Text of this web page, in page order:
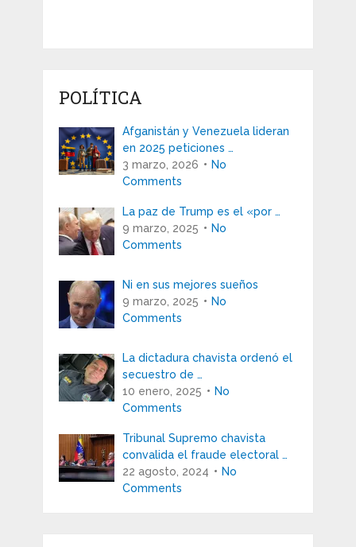
POLÍTICA
Afganistán y Venezuela lideran
en 2025 peticiones …
3 marzo, 2026
No
Comments
La paz de Trump es el «por …
9 marzo, 2025
No
Comments
Ni en sus mejores sueños
9 marzo, 2025
No
Comments
La dictadura chavista ordenó el
secuestro de …
10 enero, 2025
No
Comments
Tribunal Supremo chavista
convalida el fraude electoral …
22 agosto, 2024
No
Comments